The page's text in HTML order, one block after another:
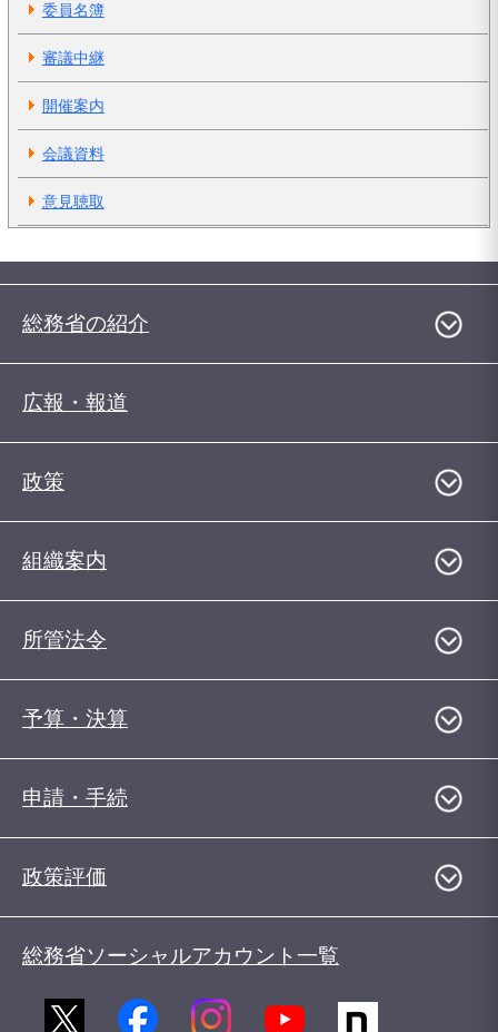
委員名簿
審議中継
開催案内
会議資料
意見聴取
総務省の紹介
広報・報道
政策
組織案内
所管法令
予算・決算
申請・手続
政策評価
総務省ソーシャルアカウント一覧